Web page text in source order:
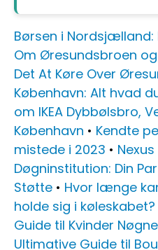
Børsen i Nordsjælland:
Om Øresundsbroen
Det At Køre Over
København: Alt hvad
om IKEA Dybbølsbro,
København • Kendte
mistede i 2023 •
Døgninstitution: Din
Støtte • Hvor længe
holde sig i køleskabet?
Guide til Kvinder
Ultimative Guide til